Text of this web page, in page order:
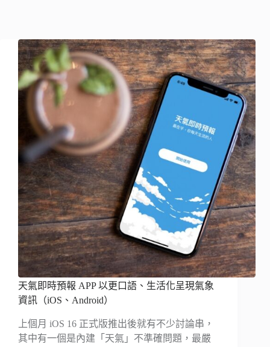
天氣即時預報 APP 以更口語、生活化呈現氣象
資訊（iOS、Android）
上個月 iOS 16 正式版推出後就有不少討論串，
其中有一個是內建「天氣」不準確問題，最嚴